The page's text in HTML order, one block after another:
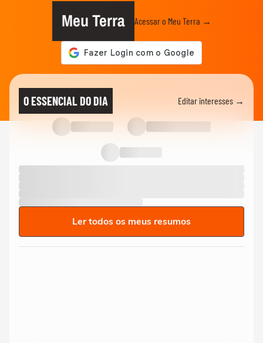
Meu Terra Acessar o Meu Terra →
O ESSENCIAL DO DIA Editar interesses →
Ler todos os meus resumos